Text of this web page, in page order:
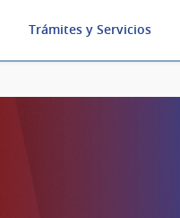
Trámites y Servicios